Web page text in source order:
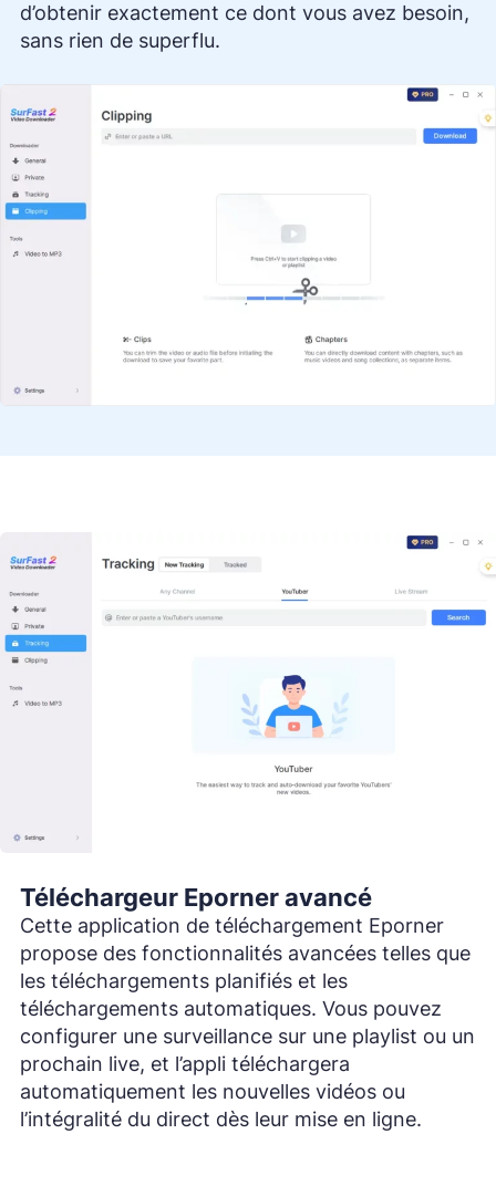
d’obtenir exactement ce dont vous avez besoin,
sans rien de superflu.
Téléchargeur Eporner avancé
Cette application de téléchargement Eporner
propose des fonctionnalités avancées telles que
les téléchargements planifiés et les
téléchargements automatiques. Vous pouvez
configurer une surveillance sur une playlist ou un
prochain live, et l’appli téléchargera
automatiquement les nouvelles vidéos ou
l’intégralité du direct dès leur mise en ligne.